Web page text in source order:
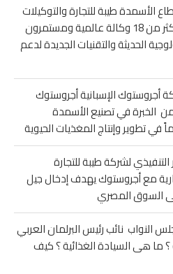
الأسمدة طيبة للتجارة والتوكيلات
قطاع الأسمدة في طيبة يضم أكثر من 18 وكالة عالمية ومستمرون
الحديثة والتقنيات الجديدة لدعم
أجروستوك الإسبانية أجروستوك
عام 1949، ونمتلك 38 من الخبرة في تصنيع الأسمدة
لشركة طيبة للتجارة
مع أجروستوك يهدف إدخال جيل
السوق المصري
نائب رئيس البرلمان العربي
ما هى السيادة الغذائية ؟ كيف